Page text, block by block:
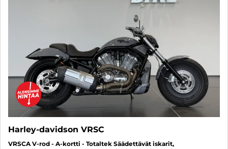
Harley-davidson VRSC
VRSCA V-rod - A-kortti - Totaltek Säädettävät iskarit,